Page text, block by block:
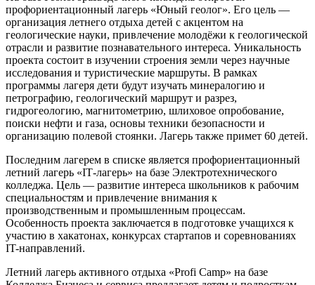
профориентационный лагерь «Юный геолог». Его цель —
организация летнего отдыха детей с акцентом на
геологические науки, привлечение молодёжи к геологической
отрасли и развитие познавательного интереса. Уникальность
проекта состоит в изучении строения земли через научные
исследования и туристические маршруты. В рамках
программы лагеря дети будут изучать минералогию и
петрографию, геологический маршрут и разрез,
гидрогеологию, магнитометрию, шлиховое опробование,
поиски нефти и газа, основы техники безопасности и
организацию полевой стоянки. Лагерь также примет 60 детей.
Последним лагерем в списке является профориентационный
летний лагерь «ІТ-лагерь» на базе Электротехнического
колледжа. Цель — развитие интереса школьников к рабочим
специальностям и привлечение внимания к
производственным и промышленным процессам.
Особенность проекта заключается в подготовке учащихся к
участию в хакатонах, конкурсах стартапов и соревнованиях
IT-направлений.
Летний лагерь активного отдыха «Profi Camp» на базе